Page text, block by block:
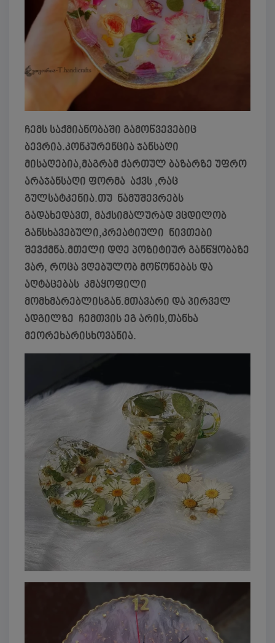
ჩემს საქმიანობაში გამოწვევებიც
ბევრია.კონკურენცია ჯანსაღი
მისაღებია,მაგრამ ქართულ ბაზარზე უფრო
არაჯანსაღი ფორმა აქვს ,რაც
გულსატკენია.თუ ნამუშევრებს
გადახედავთ, მაქსიმალურად ვცდილობ
განსხავებული,კრეატიული ნივთები
შევქმნა.მთელი დღე პოზიტიურ განწყობაზე
ვარ, როცა ვღებულობ მოწონებას და
აღტაცებას კმაყოფილი
მომხმარებლისგან.მთავარი და პირველ
ადგილზე ჩემთვის ეგ არის,თანხა
მეორეხარისხოვანია.